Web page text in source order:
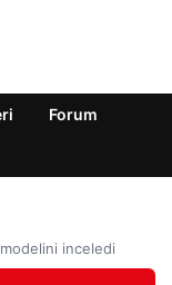
Forum
inceledi